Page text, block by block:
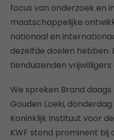
focus van onderzoek en
maatschappelijke
nationaal en
dezelfde doelen
tienduizenden
We spreken Brand
Gouden Loeki,
Koninklijk Instituut voor
KWF stond prominent bij